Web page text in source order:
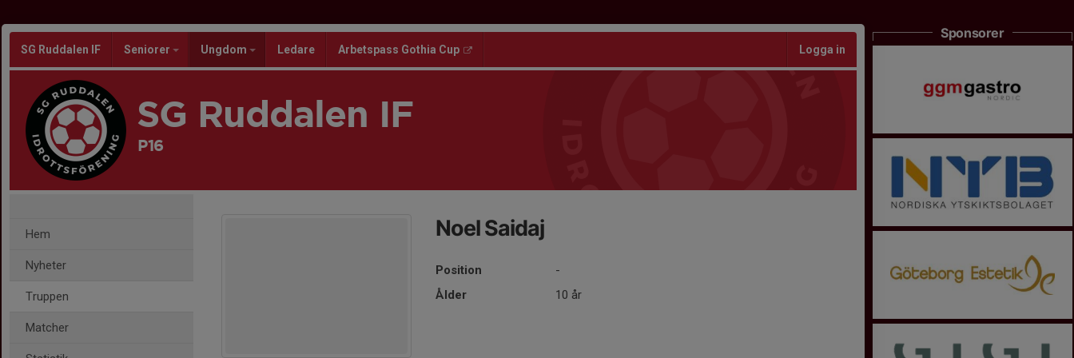
SG Ruddalen IF Seniorer Ungdom Ledare Arbetspass Gothia Cup Logga in
SG Ruddalen IF
P16
Hem
Nyheter
Truppen
Matcher
Noel Saidaj
Position
-
Ålder
10 år
Sponsorer